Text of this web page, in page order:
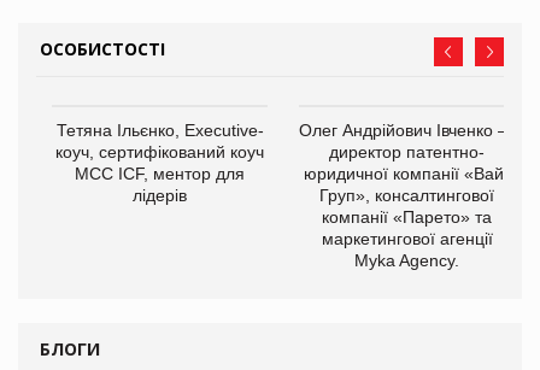
ОСОБИСТОСТІ
Тетяна Ільєнко, Executive-
коуч, сертифікований коуч
МСС ICF, ментор для
лідерів
Олег Андрійович Івченко —
директор патентно-
юридичної компанії «Вайз
Груп», консалтингової
компанії «Парето» та
маркетингової агенції
Myka Agency.
БЛОГИ